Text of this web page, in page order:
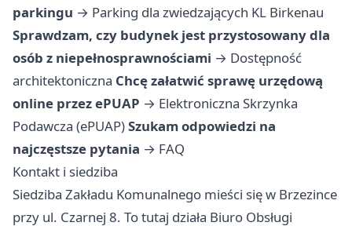
parkingu → Parking dla zwiedzających KL Birkenau
Sprawdzam, czy budynek jest przystosowany dla
osób z niepełnosprawnościami → Dostępność
architektoniczna Chcę załatwić sprawę urzędową
online przez ePUAP → Elektroniczna Skrzynka
Podawcza (ePUAP)Szukam odpowiedzi na
najczęstsze pytania → FAQ
Kontakt i siedziba
Siedziba Zakładu Komunalnego mieści się w Brzezince
przy ul. Czarnej 8. To tutaj działa Biuro Obsługi